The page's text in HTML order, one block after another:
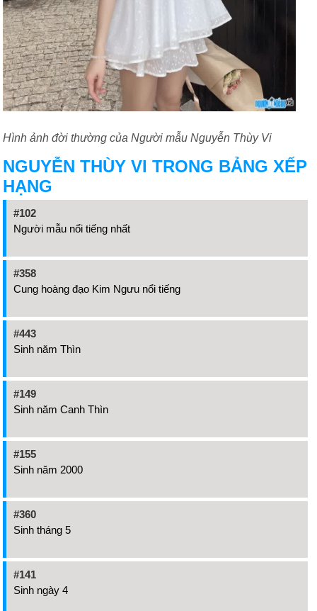
Hình ảnh đời thường của Người mẫu Nguyễn Thùy Vi
NGUYỄN THÙY VI TRONG BẢNG XẾP
HẠNG
#102
Người mẫu nổi tiếng nhất
#358
Cung hoàng đạo Kim Ngưu nổi tiếng
#443
Sinh năm Thìn
#149
Sinh năm Canh Thìn
#155
Sinh năm 2000
#360
Sinh tháng 5
#141
Sinh ngày 4